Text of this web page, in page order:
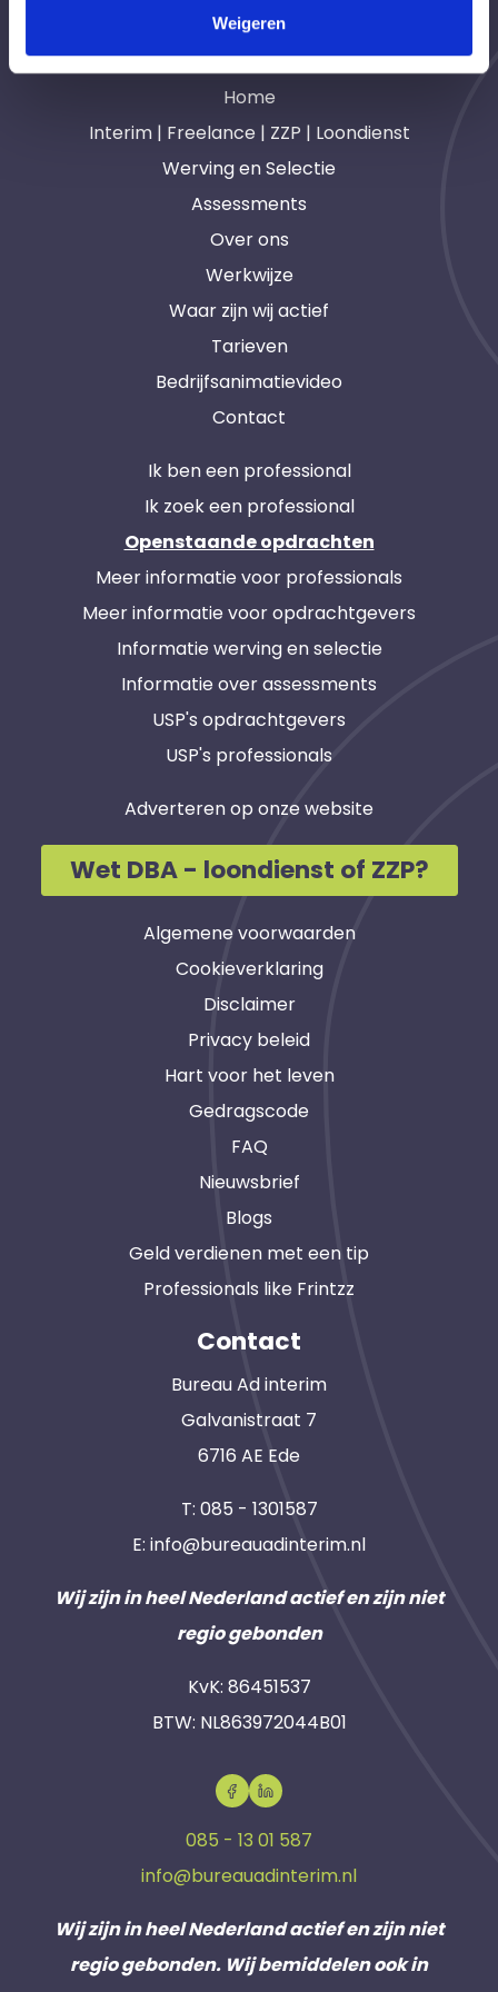
Weigeren
Navigatie
Home
Interim | Freelance | ZZP | Loondienst
Werving en Selectie
Assessments
Over ons
Werkwijze
Waar zijn wij actief
Tarieven
Bedrijfsanimatievideo
Contact
Ik ben een professional
Ik zoek een professional
Openstaande opdrachten
Meer informatie voor professionals
Meer informatie voor opdrachtgevers
Informatie werving en selectie
Informatie over assessments
USP's opdrachtgevers
USP's professionals
Adverteren op onze website
Wet DBA - loondienst of ZZP?
Algemene voorwaarden
Cookieverklaring
Disclaimer
Privacy beleid
Hart voor het leven
Gedragscode
FAQ
Nieuwsbrief
Blogs
Geld verdienen met een tip
Professionals like Frintzz
Contact
Bureau Ad interim
Galvanistraat 7
6716 AE Ede
T: 085 - 1301587
E: info@bureauadinterim.nl
Wij zijn in heel Nederland actief en zijn niet
regio gebonden
KvK: 86451537
BTW: NL863972044B01
085 - 13 01 587
info@bureauadinterim.nl
Wij zijn in heel Nederland actief en zijn niet
regio gebonden. Wij bemiddelen ook in